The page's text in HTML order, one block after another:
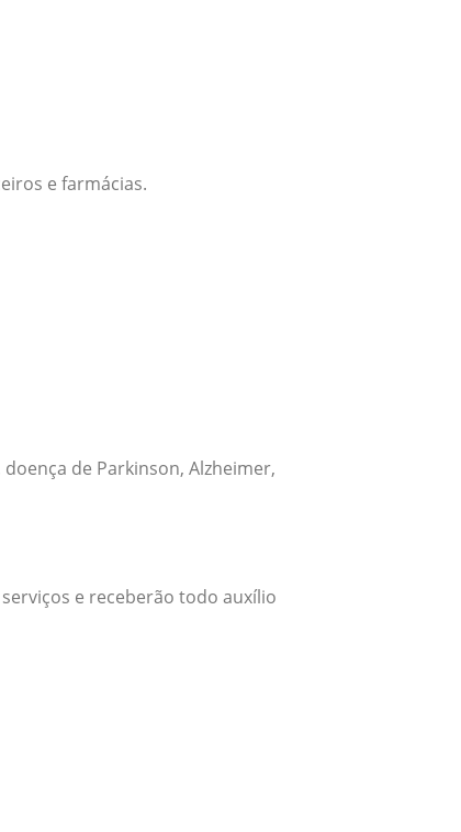
e farmácias.
de Parkinson, Alzheimer,
e receberão todo auxílio